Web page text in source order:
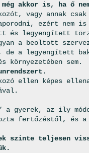
akkor is, ha ő
vagy annak
ezért nem
és legyengített
a beoltott
de a legyengített
környezetében sem.
ellen képes
a gyerek, az ily
fertőzéstől, és
szinte teljesen